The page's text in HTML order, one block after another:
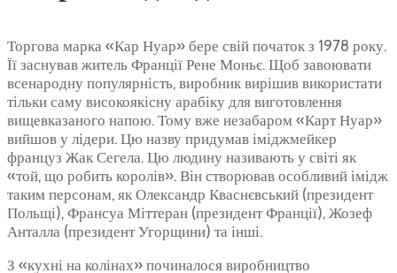
Торгова марка «Кар Нуар» бере свій початок з 1978 року.
Її заснував житель Франції Рене Моньє. Щоб завоювати
всенародну популярність, виробник вирішив використати
тільки саму високоякісну арабіку для виготовлення
вищевказаного напою. Тому вже незабаром «Карт Нуар»
вийшов у лідери. Цю назву придумав іміджмейкер
француз Жак Сегела. Цю людину називають у світі як
«той, що робить королів». Він створював особливий імідж
таким персонам, як Олександр Кваснєвський (президент
Польщі), Франсуа Міттеран (президент Франції), Жозеф
Анталла (президент Угорщини) та інші.
З «кухні на колінах» починалося виробництво